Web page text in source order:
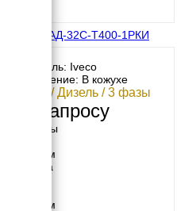
IVECO АД-32С-Т400-1РКИ
Двигатель: Iveco
Исполнение: В кожухе
32 кВт / Дизель / 3 фазы
По запросу
Размеры
2000 мм
Ширина
1500 мм